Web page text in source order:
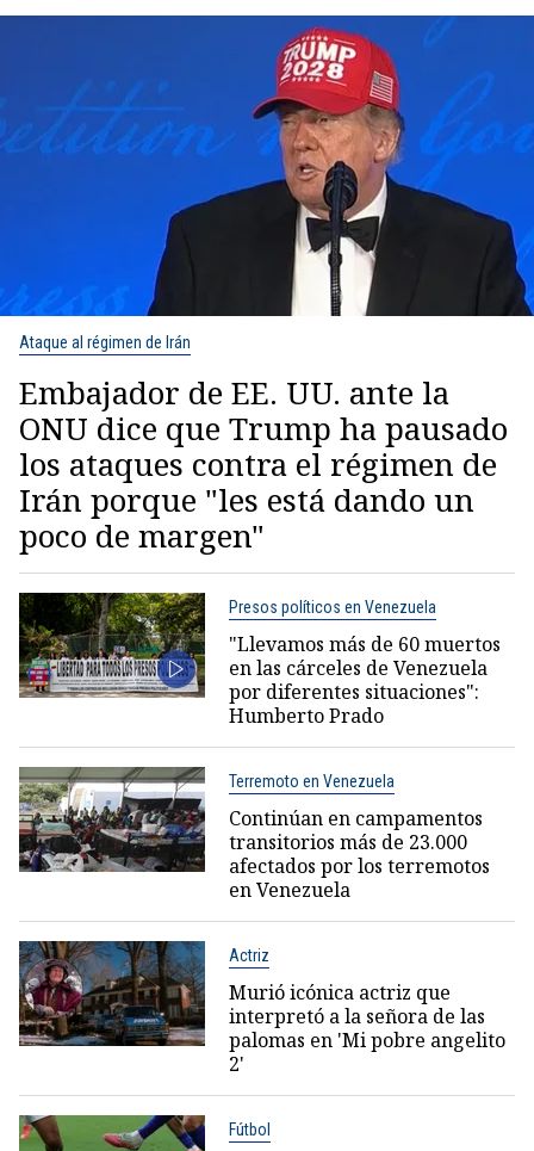
Ataque al régimen de Irán
Embajador de EE. UU. ante la
ONU dice que Trump ha pausado
los ataques contra el régimen de
Irán porque "les está dando un
poco de margen"
Presos políticos en Venezuela
"Llevamos más de 60 muertos
en las cárceles de Venezuela
por diferentes situaciones":
Humberto Prado
Terremoto en Venezuela
Continúan en campamentos
transitorios más de 23.000
afectados por los terremotos
en Venezuela
Actriz
Murió icónica actriz que
interpretó a la señora de las
palomas en 'Mi pobre angelito
2'
Fútbol